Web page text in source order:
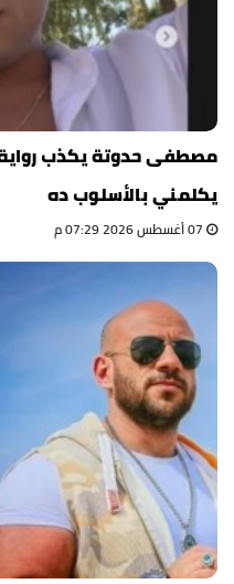
مصطفى حدوتة يكذب
يكلمني بالأسلوب ده